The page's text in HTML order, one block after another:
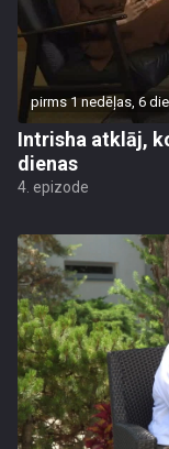
pirms 1 nedēļas, 6
Intrisha atklāj,
dienas
4. epizode